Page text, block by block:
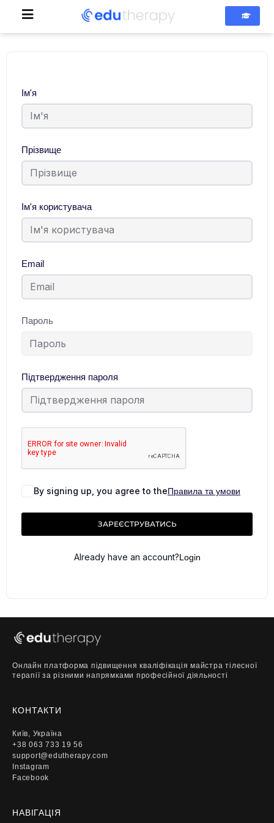
Ім'я
Прізвище
Ім'я користувача
Email
Пароль
Підтвердження пароля
By signing up, you agree to theПравила та умови
ЗАРЕЄСТРУВАТИСЬ
Already have an account?Login
Онлайн платформа підвищення кваліфікація майстра тілесної
терапії за різними напрямками професійної діяльності
КОНТАКТИ
Київ, Україна
+38 063 733 19 56
support@edutherapy.com
Instagram
Facebook
НАВІГАЦІЯ